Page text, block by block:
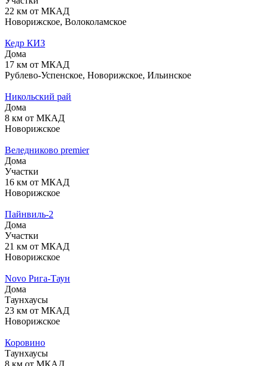
22 км от МКАД
Новорижское, Волоколамское
Кедр КИЗ
Дома
17 км от МКАД
Рублево-Успенское, Новорижское, Ильинское
Никольский рай
Дома
8 км от МКАД
Новорижское
Веледниково premier
Дома
Участки
16 км от МКАД
Новорижское
Пайнвиль-2
Дома
Участки
21 км от МКАД
Новорижское
Novo Рига-Таун
Дома
Таунхаусы
23 км от МКАД
Новорижское
Коровино
Таунхаусы
8 км от МКАД